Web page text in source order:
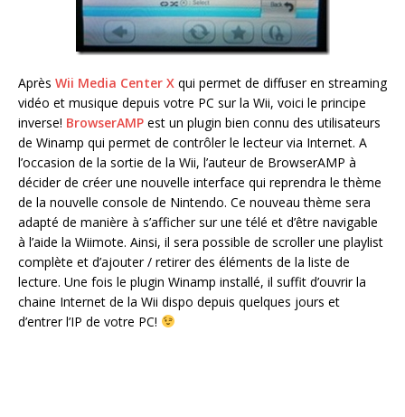
Après Wii Media Center X qui permet de diffuser en streaming
vidéo et musique depuis votre PC sur la Wii, voici le principe
inverse! BrowserAMP est un plugin bien connu des utilisateurs
de Winamp qui permet de contrôler le lecteur via Internet. A
l’occasion de la sortie de la Wii, l’auteur de BrowserAMP à
décider de créer une nouvelle interface qui reprendra le thème
de la nouvelle console de Nintendo. Ce nouveau thème sera
adapté de manière à s’afficher sur une télé et d’être navigable
à l’aide la Wiimote. Ainsi, il sera possible de scroller une playlist
complète et d’ajouter / retirer des éléments de la liste de
lecture. Une fois le plugin Winamp installé, il suffit d’ouvrir la
chaine Internet de la Wii dispo depuis quelques jours et
d’entrer l’IP de votre PC!